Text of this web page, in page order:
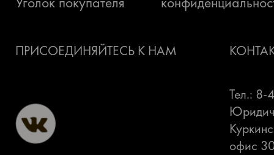
ПРИСОЕДИНЯЙТЕСЬ К НАМ
Тел.: 8-
офис